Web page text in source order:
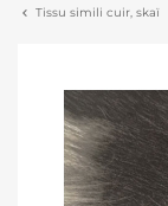
Tissu simili cuir, skaï